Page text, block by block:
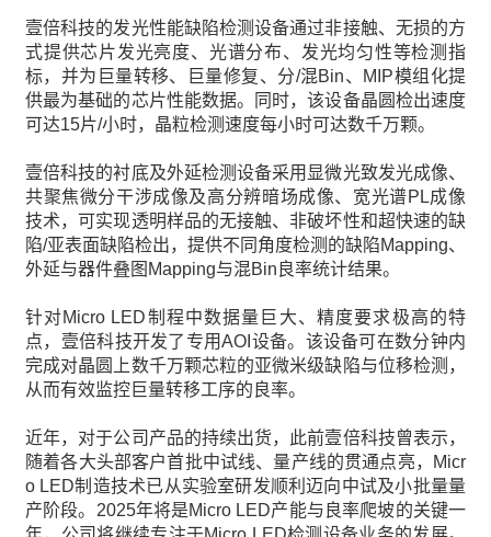
壹倍科技的发光性能缺陷检测设备通过非接触、无损的方
式提供芯片发光亮度、光谱分布、发光均匀性等检测指
标，并为巨量转移、巨量修复、分/混Bin、MIP模组化提
供最为基础的芯片性能数据。同时，该设备晶圆检出速度
可达15片/小时，晶粒检测速度每小时可达数千万颗。
壹倍科技的衬底及外延检测设备采用显微光致发光成像、
共聚焦微分干涉成像及高分辨暗场成像、宽光谱PL成像
技术，可实现透明样品的无接触、非破坏性和超快速的缺
陷/亚表面缺陷检出，提供不同角度检测的缺陷Mapping、
外延与器件叠图Mapping与混Bin良率统计结果。
针对Micro LED制程中数据量巨大、精度要求极高的特
点，壹倍科技开发了专用AOI设备。该设备可在数分钟内
完成对晶圆上数千万颗芯粒的亚微米级缺陷与位移检测，
从而有效监控巨量转移工序的良率。
近年，对于公司产品的持续出货，此前壹倍科技曾表示，
随着各大头部客户首批中试线、量产线的贯通点亮，Micr
o LED制造技术已从实验室研发顺利迈向中试及小批量量
产阶段。2025年将是Micro LED产能与良率爬坡的关键一